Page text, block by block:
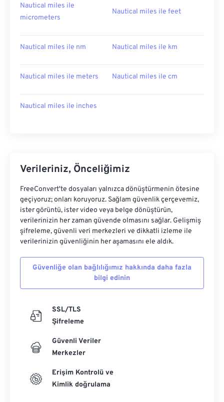
Nautical miles ile
micrometers
Nautical miles ile feet
Nautical miles ile nm Nautical miles ile km
Nautical miles ile meters Nautical miles ile cm
Nautical miles ile inches
Verileriniz, Önceliğimiz
FreeConvert'te dosyaları yalnızca dönüştürmenin ötesine
geçiyoruz; onları koruyoruz. Sağlam güvenlik çerçevemiz,
ister görüntü, ister video veya belge dönüştürün,
verilerinizin her zaman güvende olmasını sağlar. Gelişmiş
şifreleme, güvenli veri merkezleri ve dikkatli izleme ile
verilerinizin güvenliğinin her aşamasını ele aldık.
Güvenliğe olan bağlılığımız hakkında daha fazla
bilgi edinin
SSL/TLS
Şifreleme
Güvenli Veriler
Merkezler
Erişim Kontrolü ve
Kimlik doğrulama